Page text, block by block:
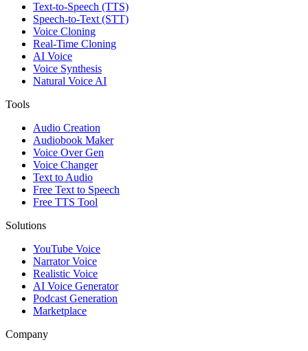
Text-to-Speech (TTS)
Speech-to-Text (STT)
Voice Cloning
Real-Time Cloning
AI Voice
Voice Synthesis
Natural Voice AI
Tools
Audio Creation
Audiobook Maker
Voice Over Gen
Voice Changer
Text to Audio
Free Text to Speech
Free TTS Tool
Solutions
YouTube Voice
Narrator Voice
Realistic Voice
AI Voice Generator
Podcast Generation
Marketplace
Company